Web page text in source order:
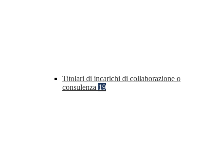
Titolari di incarichi di collaborazione o
consulenza 19